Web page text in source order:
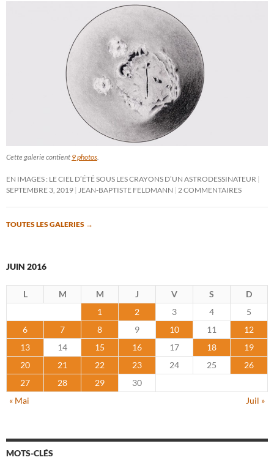
Cette galerie contient 9 photos.
EN IMAGES : LE CIEL D’ÉTÉ SOUS LES CRAYONS D’UN ASTRODESSINATEUR
SEPTEMBRE 3, 2019 JEAN-BAPTISTE FELDMANN 2 COMMENTAIRES
TOUTES LES GALERIES →
JUIN 2016
L M M J V S
D
1
2 3 4
5
6
7 8 9 10 11
12
13
14 15 16 17 18
19
20
21 22 23 24 25
26
27
28 29
30
« Mai
Juil »
MOTS-CLÉS